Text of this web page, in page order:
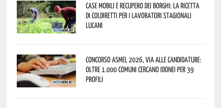
Case mobili e recupero dei borghi: la ricetta
di Coldiretti per i lavoratori stagionali
lucani
Concorso Asmel 2026, via alle candidature:
oltre 1.000 Comuni cercano idonei per 39
profili